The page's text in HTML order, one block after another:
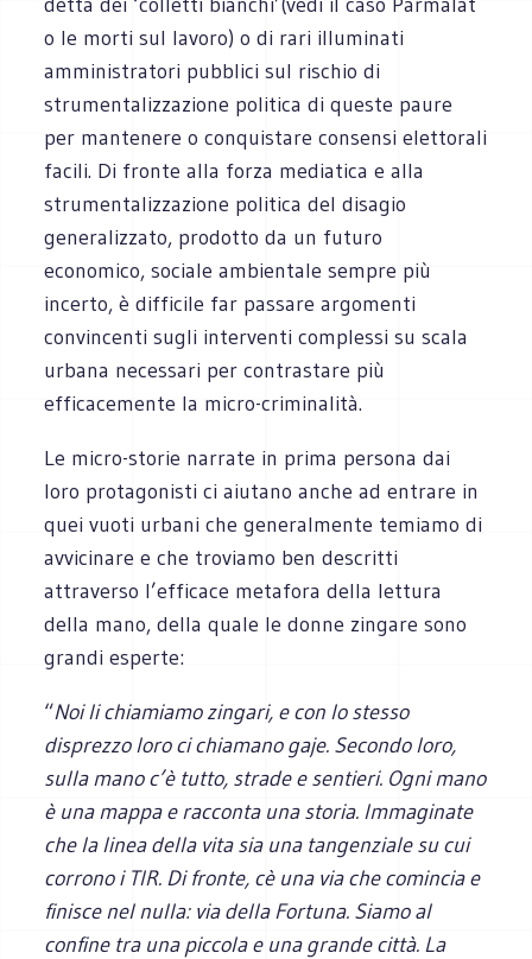
o le morti sul lavoro) o di rari illuminati
amministratori pubblici sul rischio di
strumentalizzazione politica di queste paure
per mantenere o conquistare consensi elettorali
facili. Di fronte alla forza mediatica e alla
strumentalizzazione politica del disagio
generalizzato, prodotto da un futuro
economico, sociale ambientale sempre più
incerto, è difficile far passare argomenti
convincenti sugli interventi complessi su scala
urbana necessari per contrastare più
efficacemente la micro-criminalità.
Le micro-storie narrate in prima persona dai
loro protagonisti ci aiutano anche ad entrare in
quei vuoti urbani che generalmente temiamo di
avvicinare e che troviamo ben descritti
attraverso l’efficace metafora della lettura
della mano, della quale le donne zingare sono
grandi esperte:
“Noi li chiamiamo zingari, e con lo stesso
disprezzo loro ci chiamano gaje. Secondo loro,
sulla mano c’è tutto, strade e sentieri. Ogni mano
è una mappa e racconta una storia. Immaginate
che la linea della vita sia una tangenziale su cui
corrono i TIR. Di fronte, cè una via che comincia e
finisce nel nulla: via della Fortuna. Siamo al
confine tra una piccola e una grande città. La